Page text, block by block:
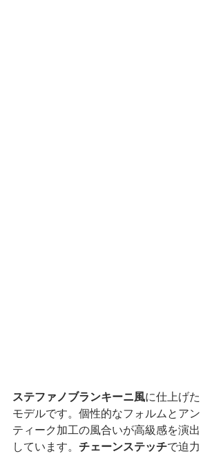
ステファノブランキーニ風に仕上げた
モデルです。個性的なフォルムとアン
ティーク加工の風合いが高級感を演出
しています。 チェーンステッチで迫力